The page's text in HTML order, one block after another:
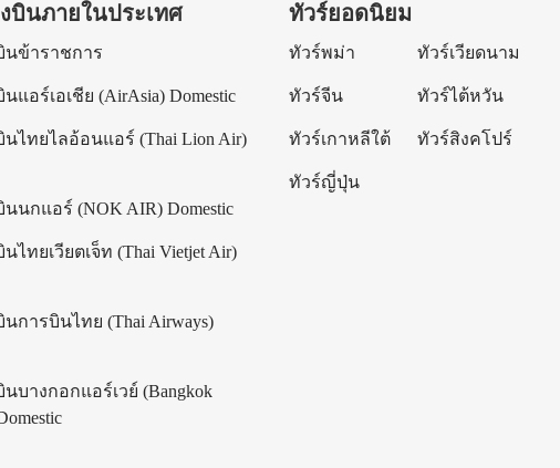
บินภายในประเทศ
นข้าราชการ
แอร์เอเชีย (AirAsia) Domestic
นไทยไลอ้อนแอร์ (Thai Lion Air)
นนกแอร์ (NOK AIR) Domestic
ไทยเวียตเจ็ท (Thai Vietjet Air)
นการบินไทย (Thai Airways)
นบางกอกแอร์เวย์ (Bangkok
ทัวร์ยอดนิยม
ทัวร์พม่า ทัวร์เวียดนาม
ทัวร์จีน ทัวร์ไต้หวัน
ทัวร์เกาหลีใต้ ทัวร์สิงคโปร์
ทัวร์ญี่ปุ่น